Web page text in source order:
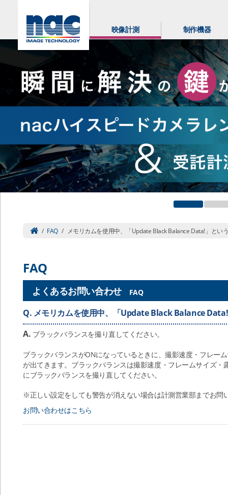
映像計測 制作機器
/ FAQ / メモリカムを使用中、「Update Black Balance Data!」とい
FAQ
よくあるお問い合わせ FAQ
Q. メモリカムを使用中、「Update Black Balance
A. ブラックバランスを撮り直してください。
ブラックバランスがONになっているときに、撮影速度・フレー
が出てきます。ブラックバランスは撮影速度・フレームサイズ
にブラックバランスを撮り直してください。
※正しい設定をしても警告が消えない場合は計測営業部までお問
お問い合わせはこちら